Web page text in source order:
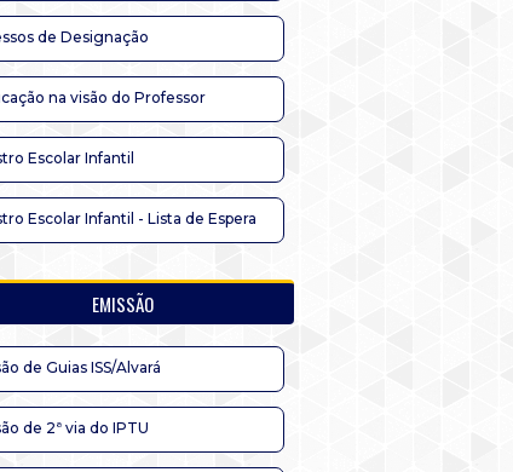
de Designação
na visão do Professor
Escolar Infantil
Escolar Infantil - Lista de Espera
EMISSÃO
de Guias ISS/Alvará
de 2ª via do IPTU